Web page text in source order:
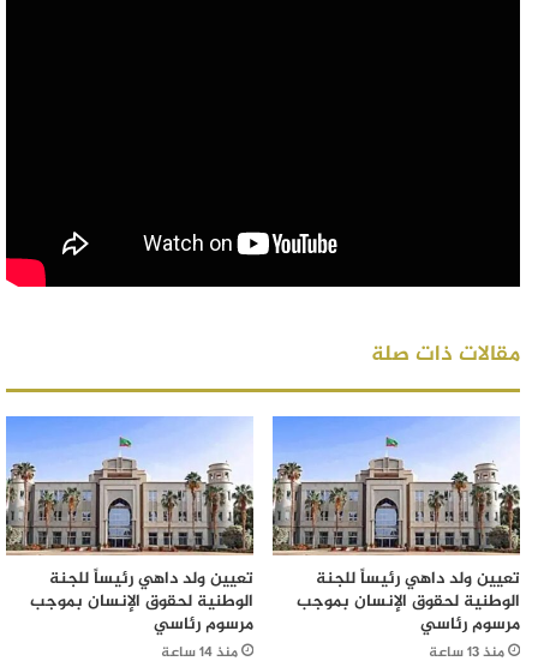
مقالات ذات صلة
تعيين ولد داهي رئيساً للجنة
الوطنية لحقوق الإنسان بموجب
مرسوم رئاسي
منذ 13 ساعة
تعيين ولد داهي رئيساً للجنة
الوطنية لحقوق الإنسان بموجب
مرسوم رئاسي
منذ 14 ساعة